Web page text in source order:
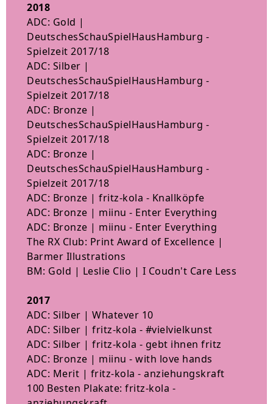
2018
ADC: Gold |
DeutschesSchauSpielHausHamburg -
Spielzeit 2017/18
ADC: Silber |
DeutschesSchauSpielHausHamburg -
Spielzeit 2017/18
ADC: Bronze |
DeutschesSchauSpielHausHamburg -
Spielzeit 2017/18
ADC: Bronze |
DeutschesSchauSpielHausHamburg -
Spielzeit 2017/18
ADC: Bronze | fritz-kola - Knallköpfe
ADC: Bronze | miinu - Enter Everything
ADC: Bronze | miinu - Enter Everything
The RX Club: Print Award of Excellence |
Barmer Illustrations
BM: Gold | Leslie Clio | I Coudn't Care Less
2017
ADC: Silber | Whatever 10
ADC: Silber | fritz-kola - #vielvielkunst
ADC: Silber | fritz-kola - gebt ihnen fritz
ADC: Bronze | miinu - with love hands
ADC: Merit | fritz-kola - anziehungskraft
100 Besten Plakate: fritz-kola -